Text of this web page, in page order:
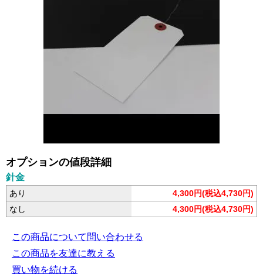
オプションの値段詳細
針金
あり
4,300円(税込4,730円)
なし
4,300円(税込4,730円)
この商品について問い合わせる
この商品を友達に教える
買い物を続ける